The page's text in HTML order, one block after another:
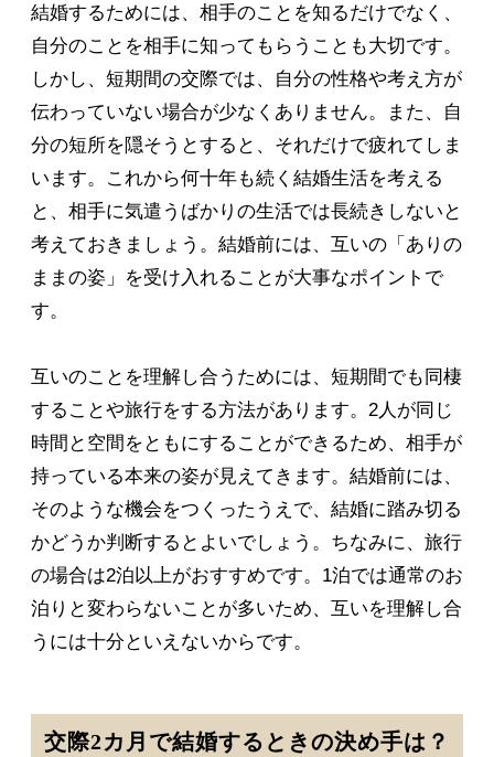
結婚するためには、相手のことを知るだけでなく、
自分のことを相手に知ってもらうことも大切です。
しかし、短期間の交際では、自分の性格や考え方が
伝わっていない場合が少なくありません。また、自
分の短所を隠そうとすると、それだけで疲れてしま
います。これから何十年も続く結婚生活を考える
と、相手に気遣うばかりの生活では長続きしないと
考えておきましょう。結婚前には、互いの「ありの
ままの姿」を受け入れることが大事なポイントで
す。
互いのことを理解し合うためには、短期間でも同棲
することや旅行をする方法があります。2人が同じ
時間と空間をともにすることができるため、相手が
持っている本来の姿が見えてきます。結婚前には、
そのような機会をつくったうえで、結婚に踏み切る
かどうか判断するとよいでしょう。ちなみに、旅行
の場合は2泊以上がおすすめです。1泊では通常のお
泊りと変わらないことが多いため、互いを理解し合
うには十分といえないからです。
交際2カ月で結婚するときの決め手は？